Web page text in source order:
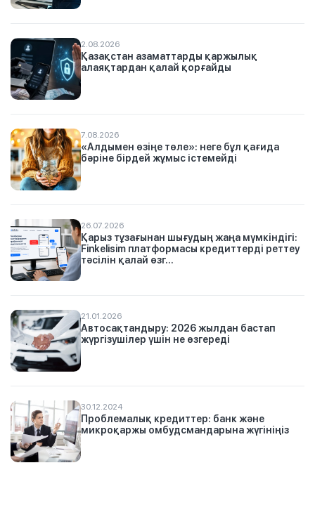
2.08.2026
Қазақстан азаматтарды қаржылық
алаяқтардан қалай қорғайды
7.08.2026
«Алдымен өзіңе төле»: неге бұл қағида
бәріне бірдей жұмыс істемейді
26.07.2026
Қарыз тұзағынан шығудың жаңа мүмкіндігі:
Finkelisim платформасы кредиттерді реттеу
тәсілін қалай өзг...
21.01.2026
Автосақтандыру: 2026 жылдан бастап
жүргізушілер үшін не өзгереді
30.12.2024
Проблемалық кредиттер: банк және
микроқаржы омбудсмандарына жүгініңіз